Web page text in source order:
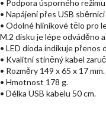
• Podpora úsporného
• Napájení přes USB
• Odolné hliníkové tělo pro
M.2 disku je lépe odváděno
• LED dioda indikuje přenos
• Kvalitní stíněný kabel
• Rozměry 149 x 65 x 17 mm.
• Hmotnost 178 g.
• Délka USB kabelu 50 cm.